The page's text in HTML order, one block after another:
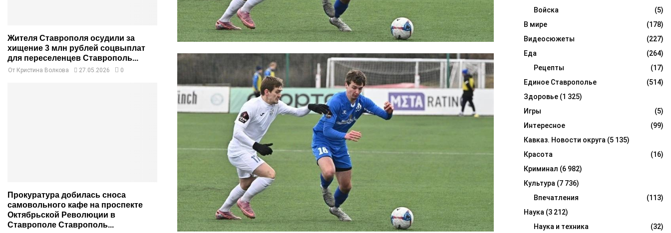
Жителя Ставрополя осудили за
хищение 3 млн рублей соцвыплат
для переселенцев Ставрополь...
От Кристина Волкова 27.05.2026 0
Прокуратура добилась сноса
самовольного кафе на проспекте
Октябрьской Революции в
Ставрополе Ставрополь...
Войска
(5)
В мире
(178)
Видеосюжеты
(227)
Еда
(264)
Рецепты
(17)
Единое Ставрополье
(514)
Здоровье (1 325)
Игры
(5)
Интересное
(99)
Кавказ. Новости округа (5 135)
Красота
(16)
Криминал (6 982)
Культура (7 736)
Впечатления
(113)
Наука (3 212)
Наука и техника
(32)